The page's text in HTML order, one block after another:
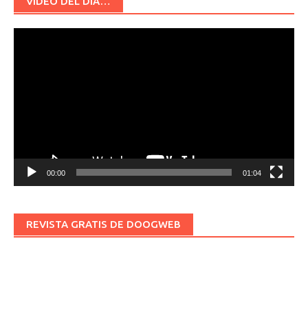
00:00 01:04
REVISTA GRATIS DE DOOGWEB